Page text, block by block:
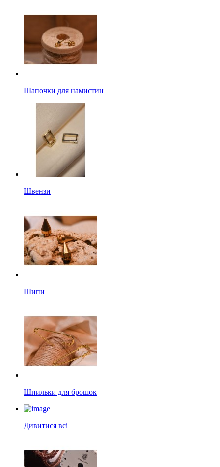
Шапочки для намистин
Швензи
Шипи
Шпильки для брошок
Дивитися всі